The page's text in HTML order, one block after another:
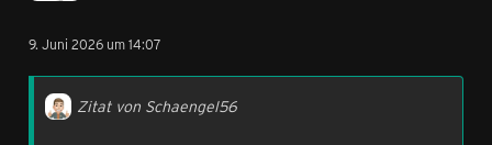
9. Juni 2026 um 14:07
Zitat von Schaengel56